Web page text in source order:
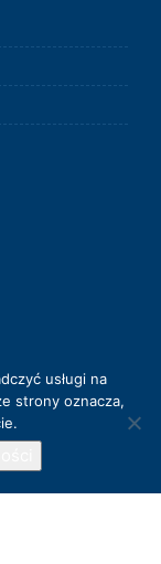
usługi na
strony oznacza,